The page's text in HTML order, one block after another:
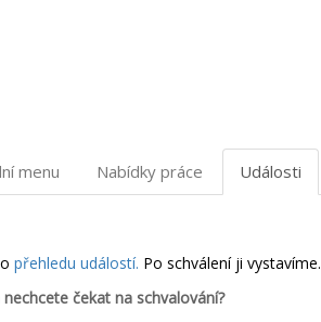
menu Nabídky práce Události
přehledu událostí. Po schválení ji vystavíme.
čekat na schvalování?